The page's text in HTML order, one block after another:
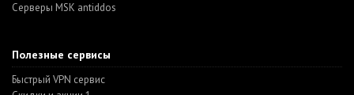
Серверы MSK antiddos
Полезные сервисы
Быстрый VPN сервис